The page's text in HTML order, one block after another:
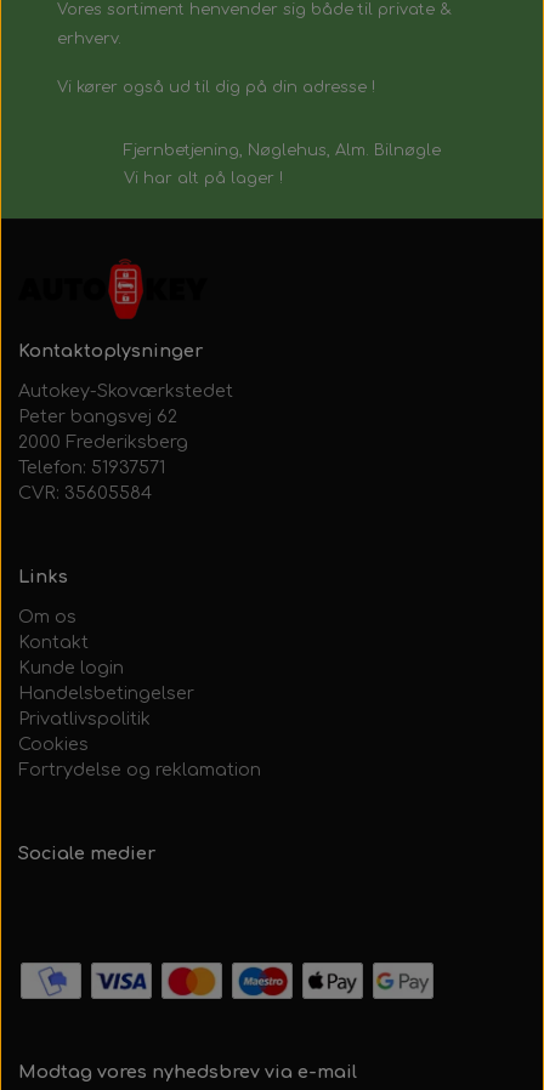
Vores sortiment henvender sig både til private &
erhverv.
Vi kører også ud til dig på din adresse !
Fjernbetjening, Nøglehus, Alm. Bilnøgle
Vi har alt på lager !
Kontaktoplysninger
Autokey-Skoværkstedet
Peter bangsvej 62
2000 Frederiksberg
Telefon: 51937571
CVR: 35605584
Links
Om os
Kontakt
Kunde login
Handelsbetingelser
Privatlivspolitik
Cookies
Fortrydelse og reklamation
Sociale medier
Modtag vores nyhedsbrev via e-mail